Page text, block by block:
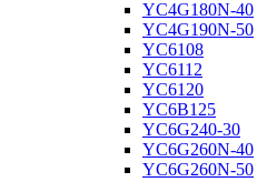
YC4G180N-40
YC4G190N-50
YC6108
YC6112
YC6120
YC6B125
YC6G240-30
YC6G260N-40
YC6G260N-50